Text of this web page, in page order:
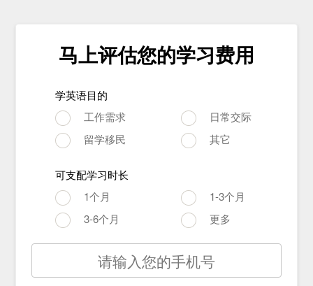
马上评估您的学习费用
学英语目的
工作需求
日常交际
留学移民
其它
可支配学习时长
1个月
1-3个月
3-6个月
更多